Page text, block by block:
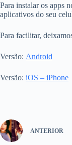
Para instalar os apps
aplicativos do seu
Para facilitar,
Versão: Android
Versão: iOS – iPhone
ANTERIOR